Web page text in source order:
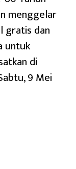
menggelar
gratis dan
untuk
di
9 Mei